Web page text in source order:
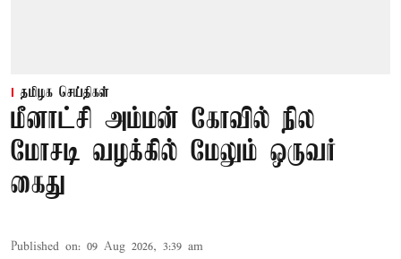
தமிழக செய்திகள்
மீனாட்சி அம்மன் கோவில் நில
மோசடி வழக்கில் மேலும் ஒருவர்
கைது
Published on: 09 Aug 2026, 3:39 am